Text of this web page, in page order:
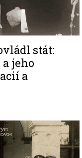
stát:
jeho
a